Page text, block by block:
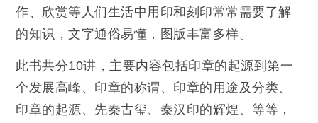
作、欣赏等人们生活中用印和刻印常常需要了解
的知识，文字通俗易懂，图版丰富多样。
此书共分10讲，主要内容包括印章的起源到第一
个发展高峰、印章的称谓、印章的用途及分类、
印章的起源、先秦古玺、秦汉印的辉煌、等等，